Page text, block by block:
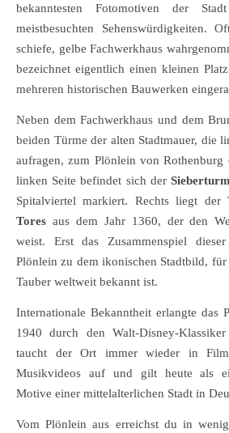
bekanntesten Fotomotiven der
meistbesuchten Sehenswürdigkeiten.
schiefe, gelbe Fachwerkhaus
bezeichnet eigentlich einen kleinen
mehreren historischen Bauwerken
Neben dem Fachwerkhaus und dem
beiden Türme der alten Stadtmauer, die
aufragen, zum Plönlein von
linken Seite befindet sich derSieberturm
Spitalviertel markiert. Rechts liegt der
Tores aus dem Jahr 1360, der den
weist. Erst das Zusammenspiel
Plönlein zu dem ikonischen Stadtbild,
Tauber weltweit bekannt ist.
Internationale Bekanntheit erlangte das
1940 durch den Walt-Disney-
taucht der Ort immer wieder in
Musikvideos auf und gilt heute als
Motive einer mittelalterlichen Stadt in
Vom Plönlein aus erreichst du in